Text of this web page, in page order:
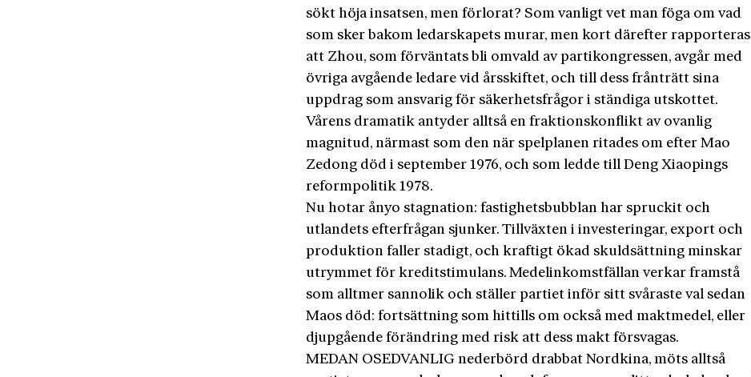
sökt höja insatsen, men förlorat? Som vanligt vet man föga om vad
som sker bakom ledarskapets murar, men kort därefter rapporteras
att Zhou, som förväntats bli omvald av partikongressen, avgår med
övriga avgående ledare vid årsskiftet, och till dess frånträtt sina
uppdrag som ansvarig för säkerhetsfrågor i ständiga utskottet.
Vårens dramatik antyder alltså en fraktionskonflikt av ovanlig
magnitud, närmast som den när spelplanen ritades om efter Mao
Zedong död i september 1976, och som ledde till Deng Xiaopings
reformpolitik 1978.
Nu hotar ånyo stagnation: fastighetsbubblan har spruckit och
utlandets efterfrågan sjunker. Tillväxten i investeringar, export och
produktion faller stadigt, och kraftigt ökad skuldsättning minskar
utrymmet för kreditstimulans. Medelinkomstfällan verkar framstå
som alltmer sannolik och ställer partiet inför sitt svåraste val sedan
Maos död: fortsättning som hittills om också med maktmedel, eller
djupgående förändring med risk att dess makt försvagas.
MEDAN OSEDVANLIG nederbörd drabbat Nordkina, möts alltså